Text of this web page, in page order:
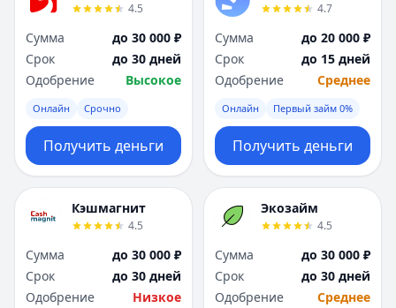
4.5
Сумма
до 30 000 ₽
Срок
до 30 дней
Одобрение
Высокое
Онлайн Срочно
Получить деньги
4.7
Сумма
до 20 000 ₽
Срок
до 15 дней
Одобрение
Среднее
Онлайн Первый займ 0%
Получить деньги
Кэшмагнит
4.5
Сумма
до 30 000 ₽
Срок
до 30 дней
Одобрение
Низкое
Экозайм
4.5
Сумма
до 30 000 ₽
Срок
до 30 дней
Одобрение
Среднее